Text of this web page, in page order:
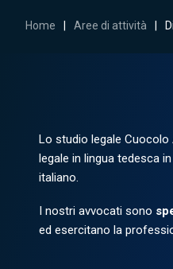
Home Aree di attività
Lo studio legale
legale in lingua tedesca
italiano.
I nostri avvocati sono
ed esercitano la